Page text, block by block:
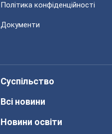
Політика конфіденційності
Документи
Суспільство
Всі новини
Новини освіти